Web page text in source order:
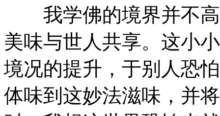
我学佛的境界并不高
美味与世人共享。这小
境况的提升，于别人恐
体味到这妙法滋味，并